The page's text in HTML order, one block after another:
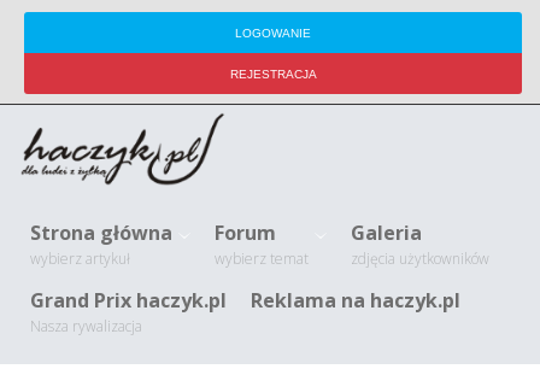
LOGOWANIE
REJESTRACJA
Strona główna
wybierz artykuł
Forum
wybierz temat
Galeria
zdjęcia użytkowników
Grand Prix haczyk.pl
Nasza rywalizacja
Reklama na haczyk.pl